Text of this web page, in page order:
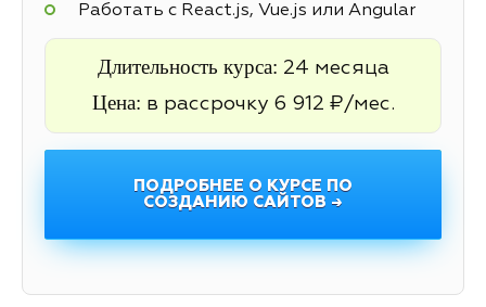
Работать с React.js, Vue.js или Angular
Длительность курса: 24 месяца
Цена: в рассрочку 6 912 ₽/мес.
ПОДРОБНЕЕ О КУРСЕ ПО
СОЗДАНИЮ САЙТОВ →